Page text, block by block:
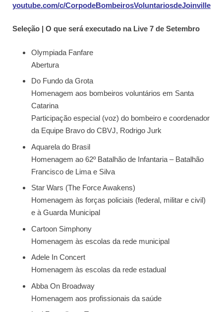
youtube.com/c/CorpodeBombeirosVoluntariosdeJoinville
Seleção | O que será executado na Live 7 de Setembro
Olympiada Fanfare
Abertura
Do Fundo da Grota
Homenagem aos bombeiros voluntários em Santa
Catarina
Participação especial (voz) do bombeiro e coordenador
da Equipe Bravo do CBVJ, Rodrigo Jurk
Aquarela do Brasil
Homenagem ao 62º Batalhão de Infantaria – Batalhão
Francisco de Lima e Silva
Star Wars (The Force Awakens)
Homenagem às forças policiais (federal, militar e civil)
e à Guarda Municipal
Cartoon Simphony
Homenagem às escolas da rede municipal
Adele In Concert
Homenagem às escolas da rede estadual
Abba On Broadway
Homenagem aos profissionais da saúde